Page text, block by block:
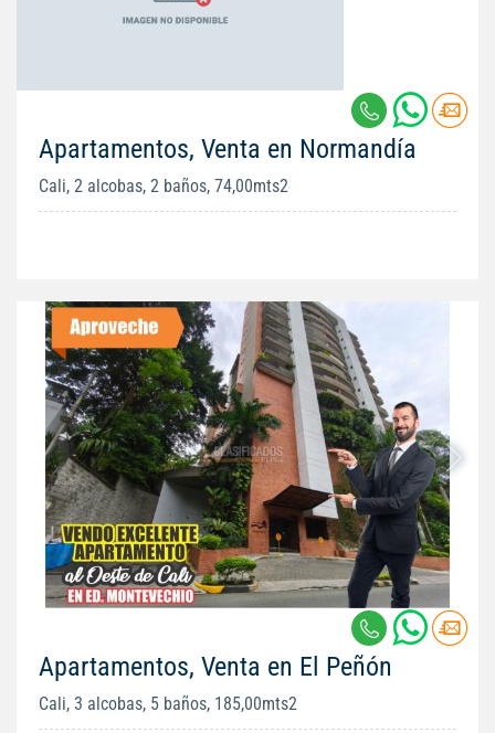
Apartamentos, Venta en Normandía
Cali, 2 alcobas, 2 baños, 74,00mts2
Apartamentos, Venta en El Peñón
Cali, 3 alcobas, 5 baños, 185,00mts2